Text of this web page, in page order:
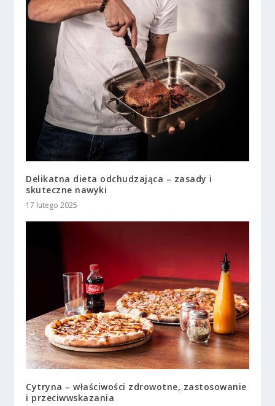
Delikatna dieta odchudzająca – zasady i
skuteczne nawyki
17 lutego 2025
Cytryna – właściwości zdrowotne, zastosowanie
i przeciwwskazania